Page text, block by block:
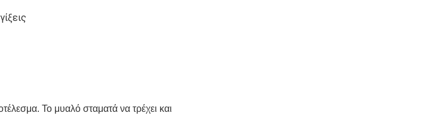
Το μυαλό σταματά να τρέχει και